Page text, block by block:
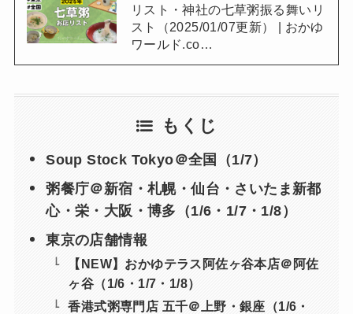
リスト・神社の七草粥振る舞いリ
スト（2025/01/07更新） | おかゆ
ワールド.co…
もくじ
Soup Stock Tokyo＠全国（1/7）
粥餐庁＠新宿・札幌・仙台・さいたま新都
心・栄・大阪・博多（1/6・1/7・1/8）
東京の店舗情報
【NEW】おかゆテラス阿佐ヶ谷本店＠阿佐
ヶ谷（1/6・1/7・1/8）
香港式粥専門店 五千＠上野・銀座（1/6・